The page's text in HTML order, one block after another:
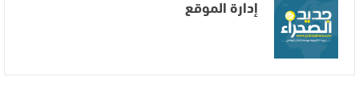
إدارة الموقع